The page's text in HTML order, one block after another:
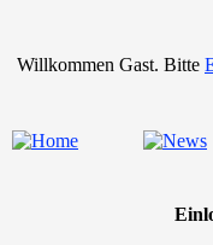
Willkommen Gast. Bitte